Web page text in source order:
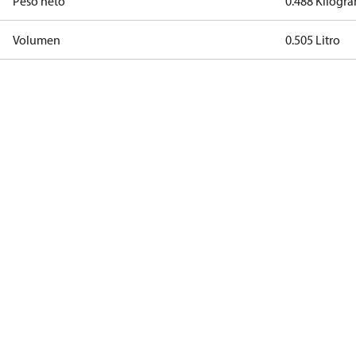
Volumen 0.505 Litro